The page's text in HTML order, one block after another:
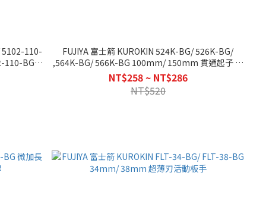
5102-110-
110-BG/
FUJIYA 富士箭 KUROKIN 524K-BG/ 526K-BG/
,564K-BG/ 566K-BG 100mm/ 150mm 貫通起子 十
字 /一字
NT$258 ~ NT$286
NT$520